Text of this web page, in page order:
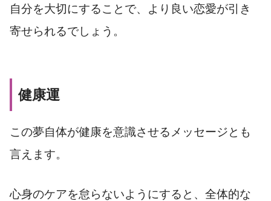
自分を大切にすることで、より良い恋愛が引き
寄せられるでしょう。
健康運
この夢自体が健康を意識させるメッセージとも
言えます。
心身のケアを怠らないようにすると、全体的な